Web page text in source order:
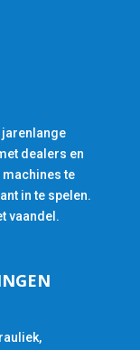
dealers en
te
in te spelen.
vaandel.